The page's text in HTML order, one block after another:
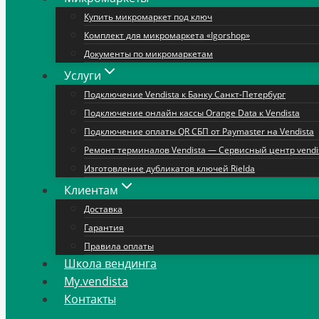
Купить микромаркет под ключ
Комплект для микромаркета «Igorshop»
Документы по микромаркетам
Услуги
Подключение Vendista к Банку Санкт-Петербург
Подключение онлайн кассы Orange Data к Vendista
Подключение оплаты QR СБП от Paymaster на Vendista
Ремонт терминалов Vendista — Сервисный центр
Изготовление дубликатов ключей Rielda
Клиентам
Доставка
Гарантия
Правила оплаты
Школа вендинга
My.vendista
Контакты